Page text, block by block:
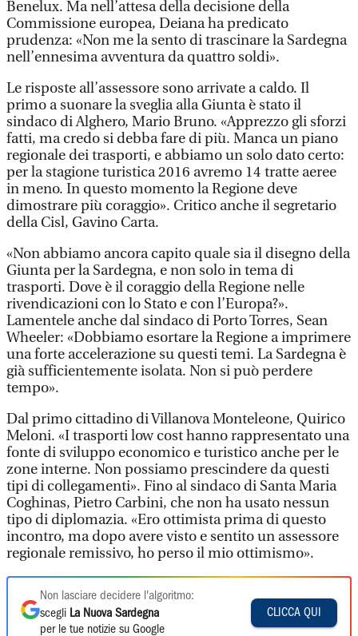
Benelux. Ma nell’attesa della decisione della
Commissione europea, Deiana ha predicato
prudenza: «Non me la sento di trascinare la Sardegna
nell’ennesima avventura da quattro soldi».
Le risposte all’assessore sono arrivate a caldo. Il
primo a suonare la sveglia alla Giunta è stato il
sindaco di Alghero, Mario Bruno. «Apprezzo gli sforzi
fatti, ma credo si debba fare di più. Manca un piano
regionale dei trasporti, e abbiamo un solo dato certo:
per la stagione turistica 2016 avremo 14 tratte aeree
in meno. In questo momento la Regione deve
dimostrare più coraggio». Critico anche il segretario
della Cisl, Gavino Carta.
«Non abbiamo ancora capito quale sia il disegno della
Giunta per la Sardegna, e non solo in tema di
trasporti. Dove è il coraggio della Regione nelle
rivendicazioni con lo Stato e con l’Europa?».
Lamentele anche dal sindaco di Porto Torres, Sean
Wheeler: «Dobbiamo esortare la Regione a imprimere
una forte accelerazione su questi temi. La Sardegna è
già sufficientemente isolata. Non si può perdere
tempo».
Dal primo cittadino di Villanova Monteleone, Quirico
Meloni. «I trasporti low cost hanno rappresentato una
fonte di sviluppo economico e turistico anche per le
zone interne. Non possiamo prescindere da questi
tipi di collegamenti». Fino al sindaco di Santa Maria
Coghinas, Pietro Carbini, che non ha usato nessun
tipo di diplomazia. «Ero ottimista prima di questo
incontro, ma dopo avere visto e sentito un assessore
regionale remissivo, ho perso il mio ottimismo».
Non lasciare decidere l'algoritmo:
scegli La Nuova Sardegna
per le tue notizie su Google
CLICCA QUI